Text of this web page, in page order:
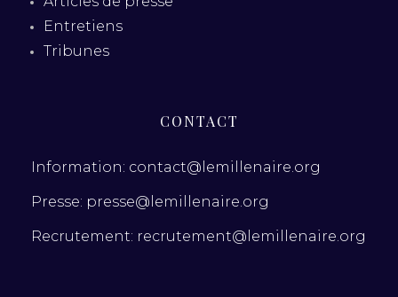
Entretiens
Tribunes
CONTACT
Information: contact@lemillenaire.org
Presse: presse@lemillenaire.org
Recrutement: recrutement@lemillenaire.org